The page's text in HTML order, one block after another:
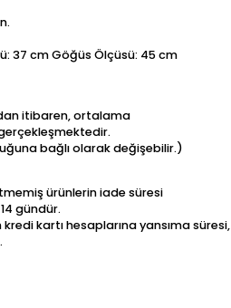
37 cm Göğüs Ölçüsü: 45 cm
itibaren, ortalama
bağlı olarak değişebilir.)
ürünlerin iade süresi
gündür.
kartı hesaplarına yansıma süresi,